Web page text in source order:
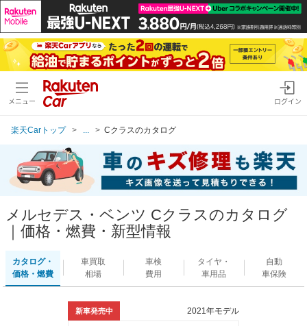
メニュー ログイン
楽天Carトップ Cクラスのカタログ
メルセデス・ベンツ Cクラスのカタログ
｜価格・燃費・新型情報
カタログ・
価格・燃費
車買取
相場
車検
費用
タイヤ・
車用品
自動
車保険
新車発売中 2021年モデル